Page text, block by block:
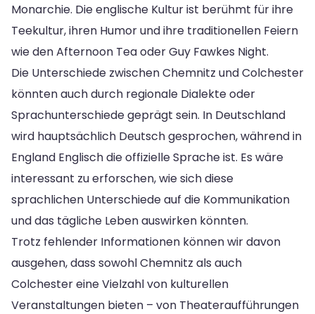
Monarchie. Die englische Kultur ist berühmt für ihre
Teekultur, ihren Humor und ihre traditionellen Feiern
wie den Afternoon Tea oder Guy Fawkes Night.
Die Unterschiede zwischen Chemnitz und Colchester
könnten auch durch regionale Dialekte oder
Sprachunterschiede geprägt sein. In Deutschland
wird hauptsächlich Deutsch gesprochen, während in
England Englisch die offizielle Sprache ist. Es wäre
interessant zu erforschen, wie sich diese
sprachlichen Unterschiede auf die Kommunikation
und das tägliche Leben auswirken könnten.
Trotz fehlender Informationen können wir davon
ausgehen, dass sowohl Chemnitz als auch
Colchester eine Vielzahl von kulturellen
Veranstaltungen bieten – von Theateraufführungen